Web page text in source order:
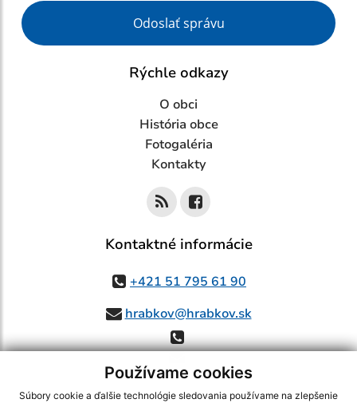
Používame cookies
Súbory cookie a ďalšie technológie sledovania používame na zlepšenie
Google reCaptcha Response
Odoslať správu
Rýchle odkazy
O obci
História obce
Fotogaléria
Kontakty
Kontaktné informácie
+421 51 795 61 90
hrabkov@hrabkov.sk